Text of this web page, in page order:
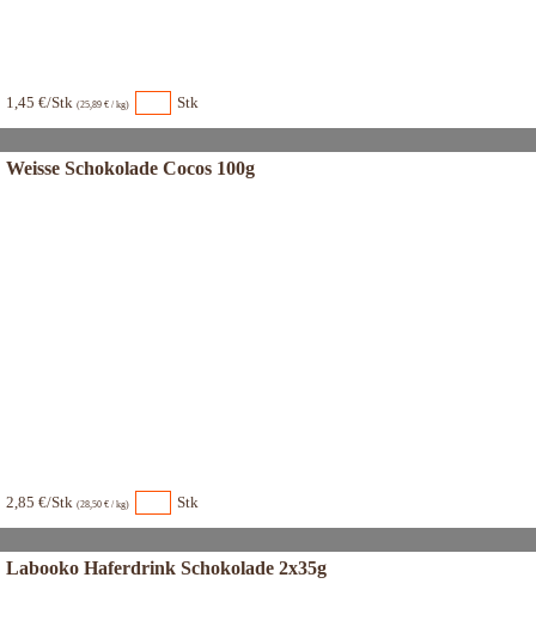
1,45 €/Stk (25,89 € / kg) Stk
Weisse Schokolade Cocos 100g
2,85 €/Stk (28,50 € / kg) Stk
Labooko Haferdrink Schokolade 2x35g